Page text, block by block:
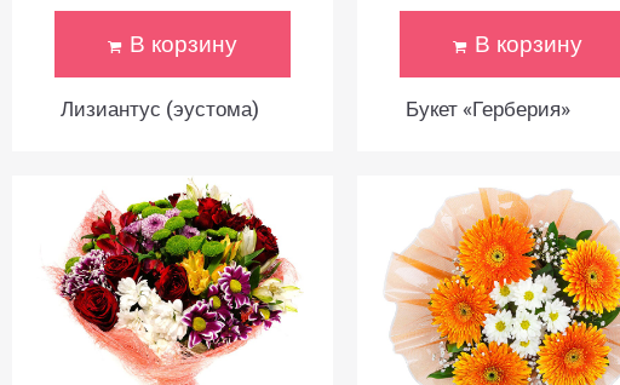
Лизиантус (эустома)
В корзину
Букет «Герберия»
В корзину